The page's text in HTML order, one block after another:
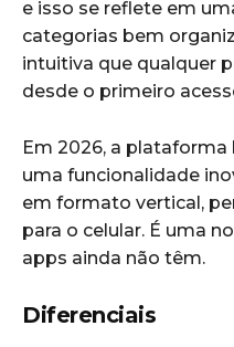
e isso se reflete em
categorias bem
intuitiva que qualquer
desde o primeiro
Em 2026, a plataforma
uma funcionalidade
em formato vertical,
para o celular. É uma
apps ainda não têm.
Diferenciais